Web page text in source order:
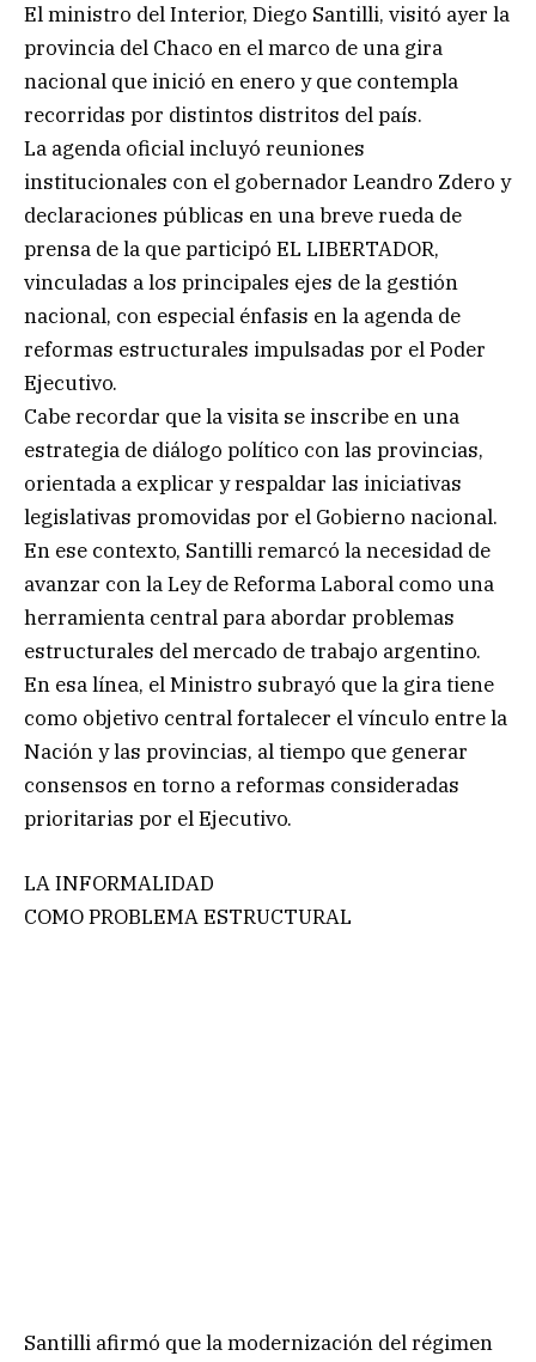
El ministro del Interior, Diego Santilli, visitó ayer la
provincia del Chaco en el marco de una gira
nacional que inició en enero y que contempla
recorridas por distintos distritos del país.
La agenda oficial incluyó reuniones
institucionales con el gobernador Leandro Zdero y
declaraciones públicas en una breve rueda de
prensa de la que participó EL LIBERTADOR,
vinculadas a los principales ejes de la gestión
nacional, con especial énfasis en la agenda de
reformas estructurales impulsadas por el Poder
Ejecutivo.
Cabe recordar que la visita se inscribe en una
estrategia de diálogo político con las provincias,
orientada a explicar y respaldar las iniciativas
legislativas promovidas por el Gobierno nacional.
En ese contexto, Santilli remarcó la necesidad de
avanzar con la Ley de Reforma Laboral como una
herramienta central para abordar problemas
estructurales del mercado de trabajo argentino.
En esa línea, el Ministro subrayó que la gira tiene
como objetivo central fortalecer el vínculo entre la
Nación y las provincias, al tiempo que generar
consensos en torno a reformas consideradas
prioritarias por el Ejecutivo.
LA INFORMALIDAD
COMO PROBLEMA ESTRUCTURAL
Santilli afirmó que la modernización del régimen